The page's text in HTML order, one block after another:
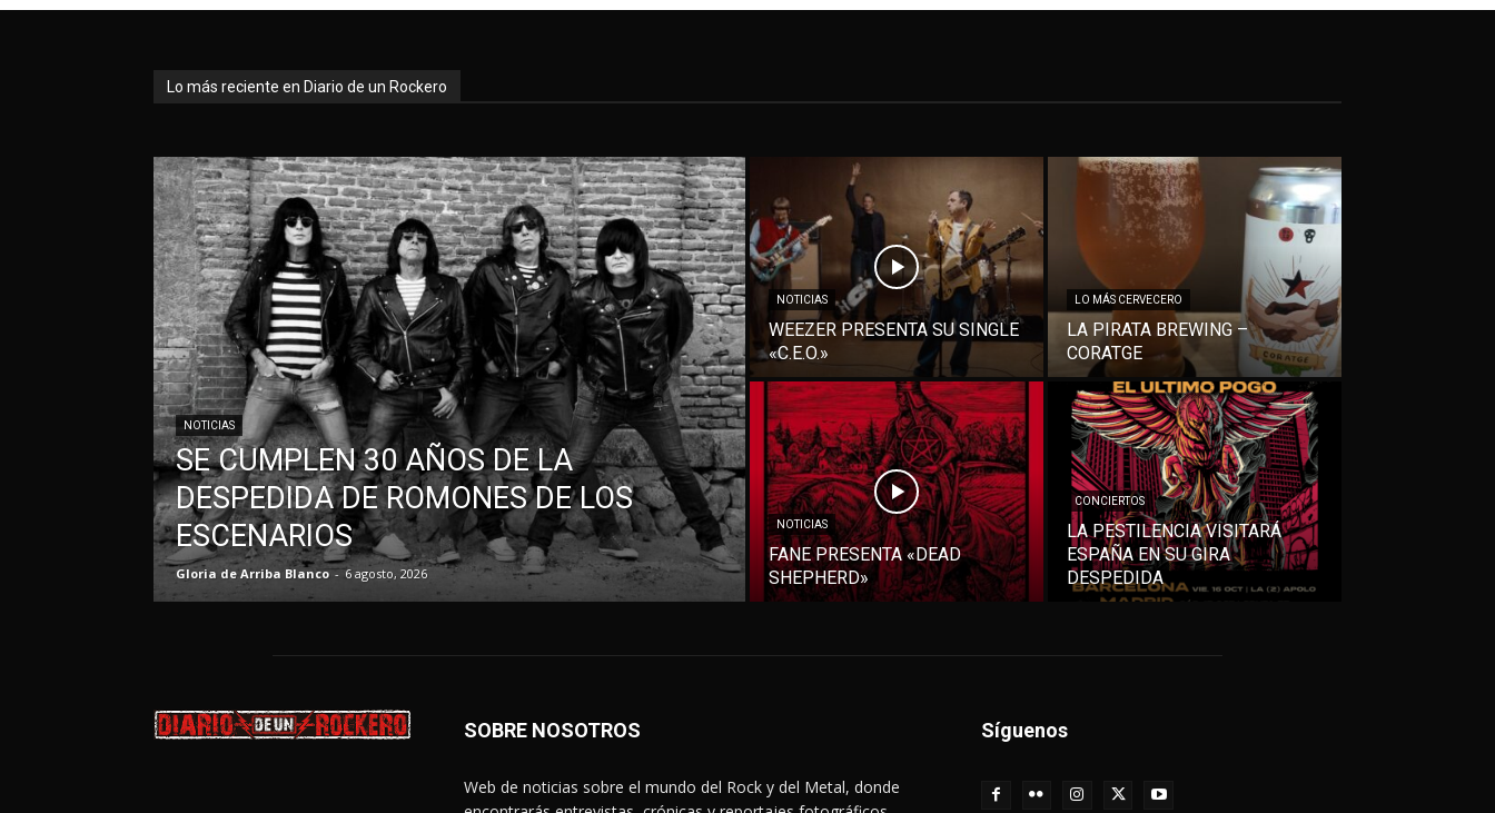
Lo más reciente en Diario de un Rockero
NOTICIAS
SE CUMPLEN 30 AÑOS DE LA
DESPEDIDA DE ROMONES DE LOS
ESCENARIOS
Gloria de Arriba Blanco - 6 agosto, 2026
NOTICIAS
WEEZER PRESENTA SU SINGLE
«C.E.O.»
LO MÁS CERVECERO
LA PIRATA BREWING –
CORATGE
NOTICIAS
FANE PRESENTA «DEAD
SHEPHERD»
CONCIERTOS
LA PESTILENCIA VISITARÁ
ESPAÑA EN SU GIRA
DESPEDIDA
SOBRE NOSOTROS
Web de noticias sobre el mundo del Rock y del Metal, donde
Síguenos